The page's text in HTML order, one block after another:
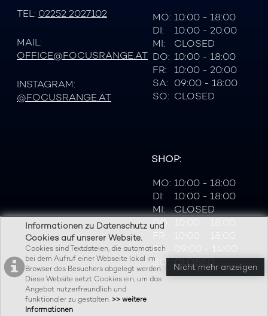
Informationen zu Datenschutz und
Cookies auf unserer Website.
Cookies sind Textdateien, die automatisch
bei dem Aufruf einer Webseite lokal im
Browser des Besuchers abgelegt werden.
Diese Website setzt Cookies ein, um das
Angebot nutzerfreundlich und
funktionaler zu gestalten. >> weitere
Informationen
Nicht mehr anzeigen
TEL: 02252 2027102
MAIL:
OFFICE@FOCUSRANGE.AT
INSTAGRAM:
@FOCUSRANGE.AT
MO: 10:00 - 18:00
DI:
10:00 - 20:00
MI:
CLOSED
DO: 10:00 - 18:00
FR:
10:00 - 20:00
SA: 09:00 - 18:00
SO: CLOSED
SHOP:
MO: 10:00 - 18:00
DI:
10:00 - 18:00
MI:
CLOSED
DO:
SA:
09:00 - 14:00
SO: CLOSED